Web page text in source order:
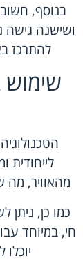
בנוסף, חשוב
ושישנה גישה
להתרכז
שימוש
מהאוויר, מה
כמו כן, ניתן
חי, במיוחד